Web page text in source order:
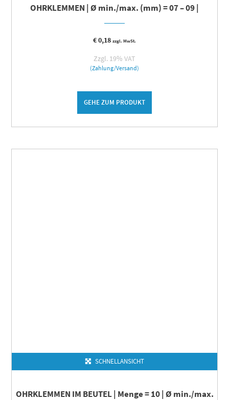
OHRKLEMMEN | Ø min./max. (mm) = 07 – 09 |
€0,18 zzgl. MwSt.
Zzgl. 19% VAT
(Zahlung/Versand)
GEHE ZUM PRODUKT
SCHNELLANSICHT
OHRKLEMMEN IM BEUTEL | Menge = 10 | Ø min./max.